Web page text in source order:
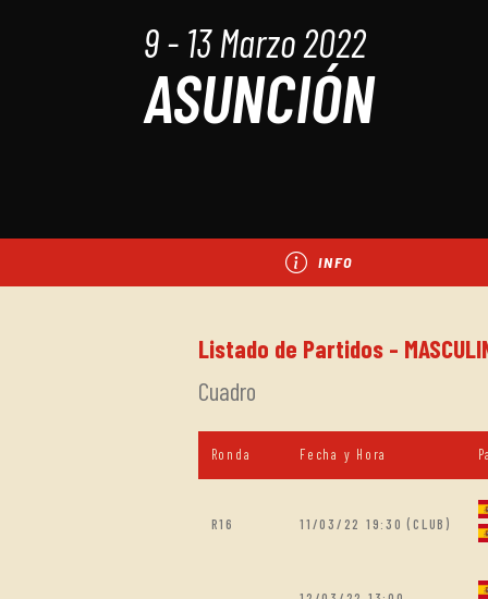
9 - 13 Marzo 2022
ASUNCIÓN
INFO
Listado de Partidos -
Cuadro
Ronda Fecha y Hora
R16 11/03/22 19:30 (CLUB)